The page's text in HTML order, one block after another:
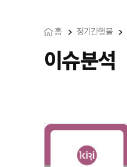
홈 정기간행물
이슈분석